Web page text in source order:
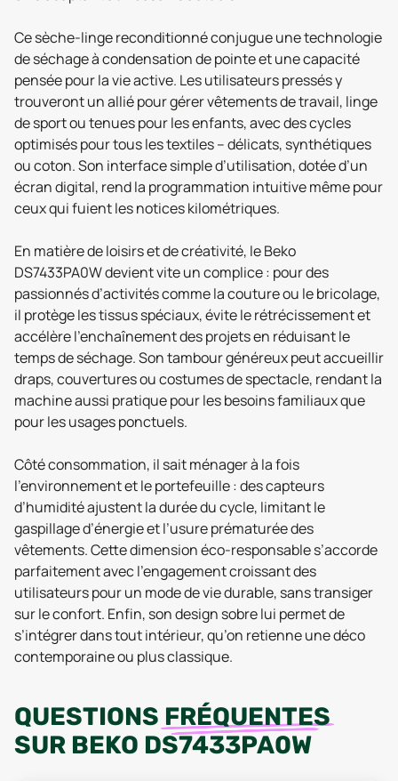
Ce sèche-linge reconditionné conjugue une technologie
de séchage à condensation de pointe et une capacité
pensée pour la vie active. Les utilisateurs pressés y
trouveront un allié pour gérer vêtements de travail, linge
de sport ou tenues pour les enfants, avec des cycles
optimisés pour tous les textiles – délicats, synthétiques
ou coton. Son interface simple d’utilisation, dotée d’un
écran digital, rend la programmation intuitive même pour
ceux qui fuient les notices kilométriques.
En matière de loisirs et de créativité, le Beko
DS7433PA0W devient vite un complice : pour des
passionnés d’activités comme la couture ou le bricolage,
il protège les tissus spéciaux, évite le rétrécissement et
accélère l’enchaînement des projets en réduisant le
temps de séchage. Son tambour généreux peut accueillir
draps, couvertures ou costumes de spectacle, rendant la
machine aussi pratique pour les besoins familiaux que
pour les usages ponctuels.
Côté consommation, il sait ménager à la fois
l’environnement et le portefeuille : des capteurs
d’humidité ajustent la durée du cycle, limitant le
gaspillage d’énergie et l’usure prématurée des
vêtements. Cette dimension éco-responsable s’accorde
parfaitement avec l’engagement croissant des
utilisateurs pour un mode de vie durable, sans transiger
sur le confort. Enfin, son design sobre lui permet de
s’intégrer dans tout intérieur, qu’on retienne une déco
contemporaine ou plus classique.
QUESTIONS FRÉQUENTES
SUR BEKO DS7433PA0W